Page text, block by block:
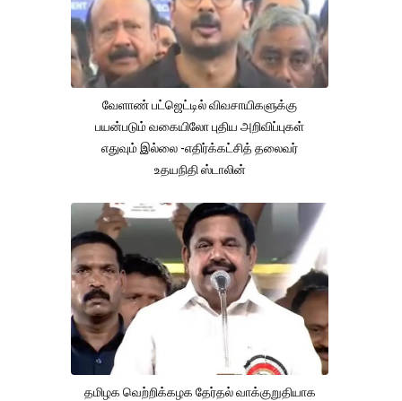
வேளாண் பட்ஜெட்டில் விவசாயிகளுக்கு
பயன்படும் வகையிலோ புதிய அறிவிப்புகள்
எதுவும் இல்லை -எதிர்க்கட்சித் தலைவர்
உதயநிதி ஸ்டாலின்
தமிழக வெற்றிக்கழக தேர்தல் வாக்குறுதியாக